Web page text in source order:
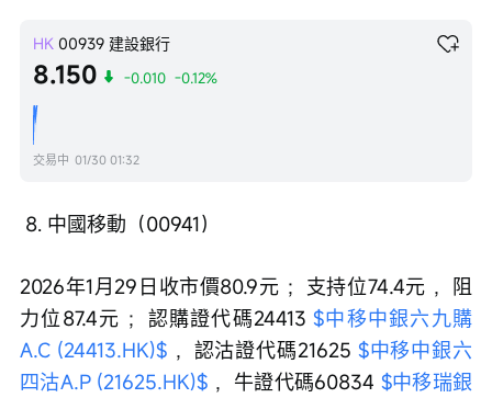
HK 00939 建設銀行
8.150 -0.010 -0.12%
交易中 01/30 01:32
8. 中國移動（00941）
2026年1月29日收市價80.9元 ；支持位74.4元 ，阻
力位87.4元 ；認購證代碼24413 $中移中銀六九購
A.C (24413.HK)$ ，認沽證代碼21625 $中移中銀六
四沽A.P (21625.HK)$ ，牛證代碼60834 $中移瑞銀